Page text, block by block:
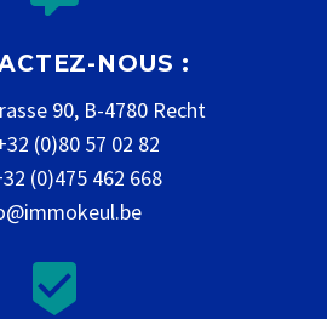
NOUS :
90, B-4780 Recht
(0)80 57 02 82
(0)475 462 668

